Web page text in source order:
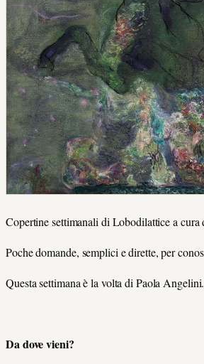
Copertine settimanali di Lobodilattice a cura
Poche domande, semplici e dirette, per
Questa settimana è la volta di Paola Angelini.
Da dove vieni?